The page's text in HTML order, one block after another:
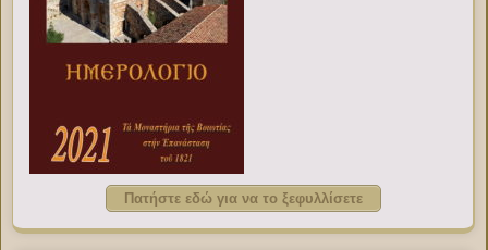
Πατήστε εδώ για να το ξεφυλλίσετε